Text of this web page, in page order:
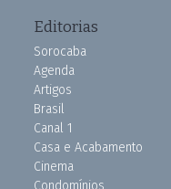
Editorias
Sorocaba
Agenda
Artigos
Brasil
Canal 1
Casa e Acabamento
Cinema
Condomínios